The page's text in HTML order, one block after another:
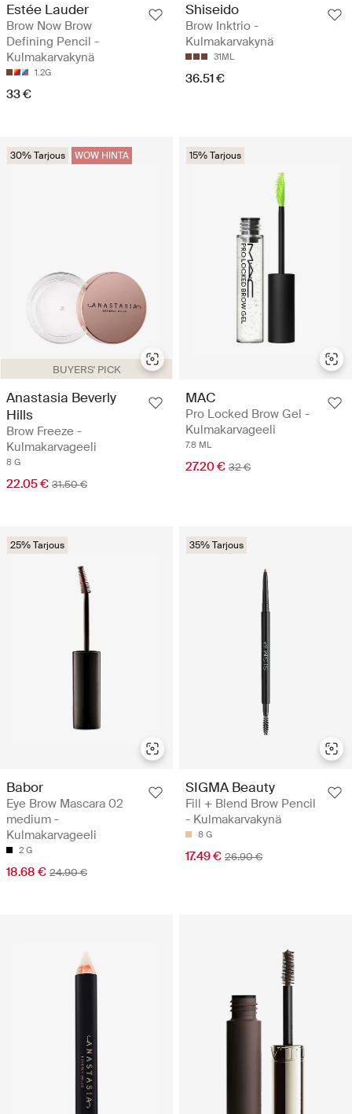
Estée Lauder
Brow Now Brow
Defining Pencil -
Kulmakarvakynä
1.2G
33 €
Shiseido
Brow Inktrio -
Kulmakarvakynä
31ML
36.51 €
BUYERS' PICK
30% Tarjous WOW HINTA
Anastasia Beverly
Hills
Brow Freeze -
Kulmakarvageeli
8 G
22.05 € 31.50 €
15% Tarjous
MAC
Pro Locked Brow Gel -
Kulmakarvageeli
7.8 ML
27.20 € 32 €
25% Tarjous
Babor
Eye Brow Mascara 02
medium -
Kulmakarvageeli
2 G
18.68 € 24.90 €
35% Tarjous
SIGMA Beauty
Fill + Blend Brow Pencil
- Kulmakarvakynä
8 G
17.49 € 26.90 €